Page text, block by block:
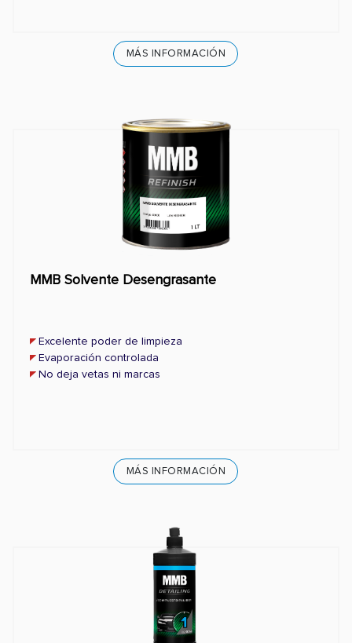
MÁS INFORMACIÓN
MMB Solvente Desengrasante
Excelente poder de limpieza
Evaporación controlada
No deja vetas ni marcas
MÁS INFORMACIÓN